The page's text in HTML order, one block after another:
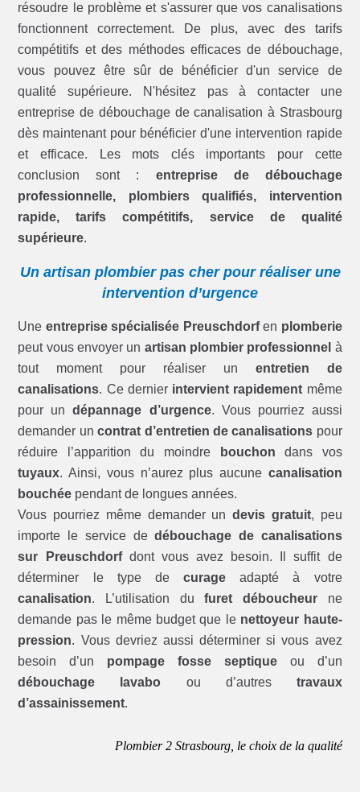
résoudre le problème et s'assurer que vos canalisations
fonctionnent correctement. De plus, avec des tarifs
compétitifs et des méthodes efficaces de débouchage,
vous pouvez être sûr de bénéficier d'un service de
qualité supérieure. N'hésitez pas à contacter une
entreprise de débouchage de canalisation à Strasbourg
dès maintenant pour bénéficier d'une intervention rapide
et efficace. Les mots clés importants pour cette
conclusion sont : entreprise de débouchage
professionnelle, plombiers qualifiés, intervention
rapide, tarifs compétitifs, service de qualité
supérieure.
Un artisan plombier pas cher pour réaliser une
intervention d’urgence
Une entreprise spécialisée Preuschdorfen plomberie
peut vous envoyer un artisan plombier professionnel à
tout moment pour réaliser un entretien de
canalisations. Ce dernier intervient rapidement même
pour undépannage d’urgence. Vous pourriez aussi
demander uncontrat d’entretien de canalisations pour
réduire l’apparition du moindre
bouchon dans vos
tuyaux. Ainsi, vous n’aurez plus aucune canalisation
bouchée pendant de longues années.
Vous pourriez même demander undevis gratuit, peu
importe le service dedébouchage de canalisations
sur Preuschdorfdont vous avez besoin. Il suffit de
déterminer le type decurage adapté à votre
canalisation. L’utilisation dufuret déboucheurne
demande pas le même budget que le nettoyeur haute-
pression. Vous devriez aussi déterminer si vous avez
besoin d’un pompage fosse septiqueou d’un
débouchage lavabo ou d’autres travaux
d’assainissement.
Plombier 2 Strasbourg, le choix de la qualité